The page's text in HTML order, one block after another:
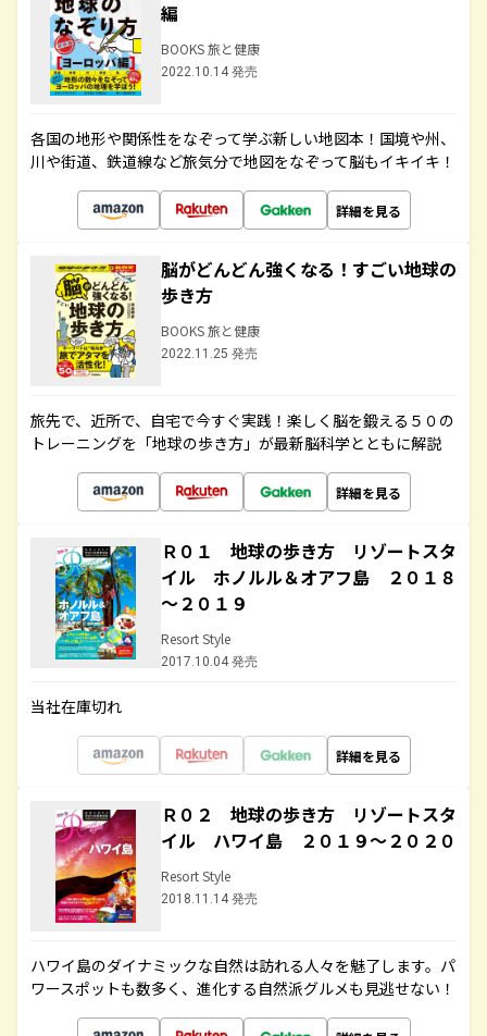
編
BOOKS 旅と健康
2022.10.14 発売
各国の地形や関係性をなぞって学ぶ新しい地図本！国境や州、
川や街道、鉄道線など旅気分で地図をなぞって脳もイキイキ！
詳細を見る
脳がどんどん強くなる！すごい地球の
歩き方
BOOKS 旅と健康
2022.11.25 発売
旅先で、近所で、自宅で今すぐ実践！楽しく脳を鍛える５０の
トレーニングを「地球の歩き方」が最新脳科学とともに解説
詳細を見る
Ｒ０１ 地球の歩き方 リゾートスタ
イル ホノルル＆オアフ島 ２０１８
～２０１９
Resort Style
2017.10.04 発売
当社在庫切れ
詳細を見る
Ｒ０２ 地球の歩き方 リゾートスタ
イル ハワイ島 ２０１９～２０２０
Resort Style
2018.11.14 発売
ハワイ島のダイナミックな自然は訪れる人々を魅了します。パ
ワースポットも数多く、進化する自然派グルメも見逃せない！